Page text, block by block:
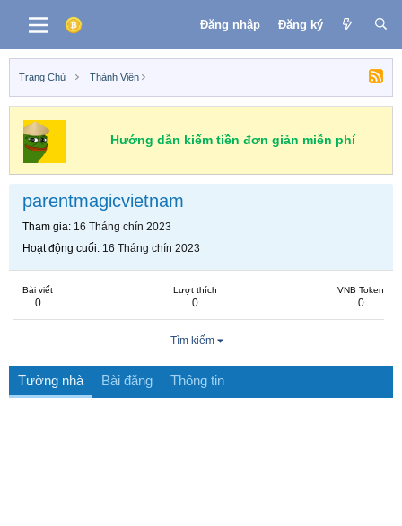
Đăng nhập Đăng ký
Trang Chủ Thành Viên
Hướng dẫn kiếm tiền đơn giản miễn phí
parentmagicvietnam
Tham gia 16 Tháng chín 2023
Hoạt động cuối 16 Tháng chín 2023
Bài viết
0
Lượt thích
0
VNB Token
0
Tìm kiếm
Tường nhà Bài đăng Thông tin